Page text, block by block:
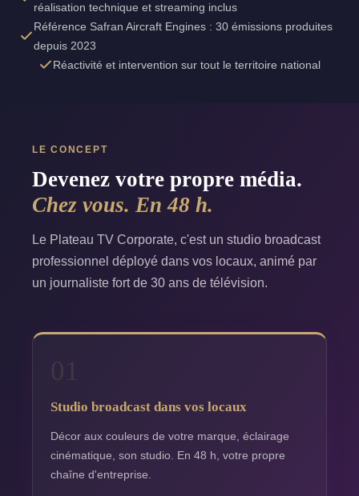
réalisation technique et streaming inclus
Référence Safran Aircraft Engines : 30 émissions produites
depuis 2023
Réactivité et intervention sur tout le territoire national
LE CONCEPT
Devenez votre propre média.
Chez vous. En 48 h.
Le Plateau TV Corporate, c'est un studio broadcast
professionnel déployé dans vos locaux, animé par
un journaliste fort de 30 ans de télévision.
01
Studio broadcast dans vos locaux
Décor aux couleurs de votre marque, éclairage
cinématique, son studio. En 48 h, votre propre
chaîne d'entreprise.